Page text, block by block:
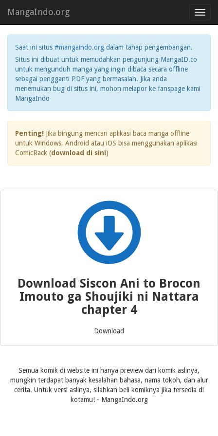
MangaIndo.org
Saat ini situs #mangaindo.org dalam tahap pengembangan.
Situs ini dibuat untuk memudahkan pengunjung MangaID.co
untuk mengunduh manga yang ingin dibaca secara offline
sebagai pengganti PDF yang bermasalah. Jika anda
menemukan bug di situs ini, mohon melapor ke fanspage kami
MangaIndo
Penting! Jika bingung mencari aplikasi baca manga offline
untuk Windows, Android atau iOS bisa menggunakan aplikasi
ComicRack (download di sini)
Download Siscon Ani to Brocon
Imouto ga Shoujiki ni Nattara
chapter 4
Download
Semua komik di website ini hanya preview dari komik aslinya,
mungkin terdapat banyak kesalahan bahasa, nama tokoh, dan alur
cerita. Untuk versi aslinya, silahkan beli komiknya jika tersedia di
kotamu! - MangaIndo.org